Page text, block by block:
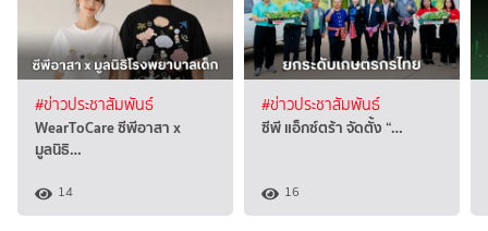
#ข่าวประชาสัมพันธ์
WearToCare ซีพีอาสา x
มูลนิธิ…
14
#ข่าวประชาสัมพันธ์
ซีพี แอ็กซ์ตร้า จัดตั้ง “…
16